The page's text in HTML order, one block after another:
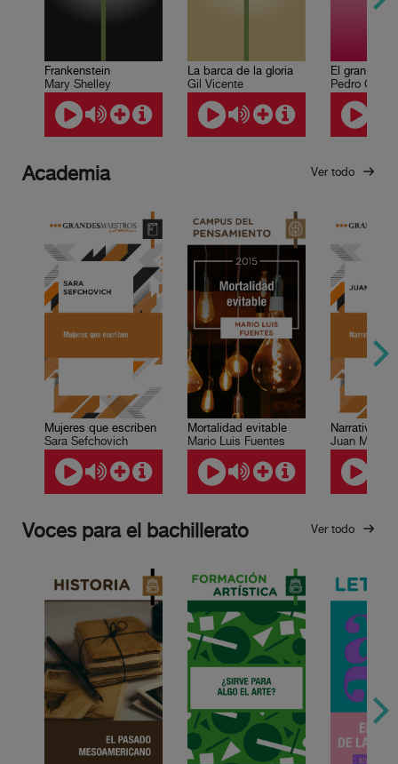
Frankenstein
Mary Shelley
La barca de la gloria
Gil Vicente
Academia Ver todo
Mujeres que escriben
Sara Sefchovich
Mortalidad evitable
Mario Luis Fuentes
Narrativa y
Juan Mora
Voces para el bachillerato Ver todo